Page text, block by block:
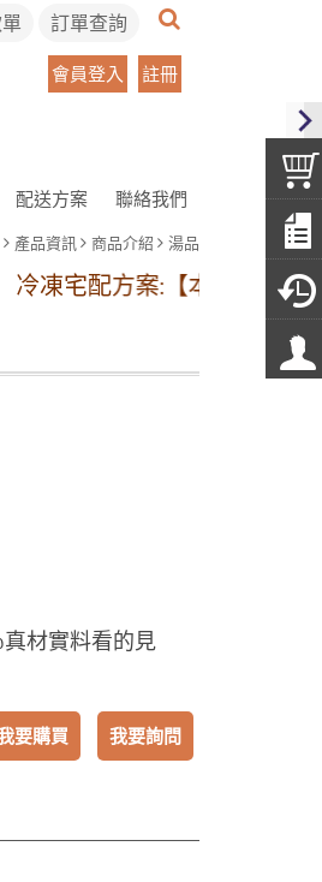
訂單查詢
會員登入 註冊
配送方案 聯絡我們
產品資訊 商品介紹 湯品
:【本島地區】1~11包冷凍運
材實料看的見
要購買 我要詢問